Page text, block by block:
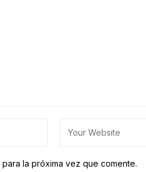
la próxima vez que comente.